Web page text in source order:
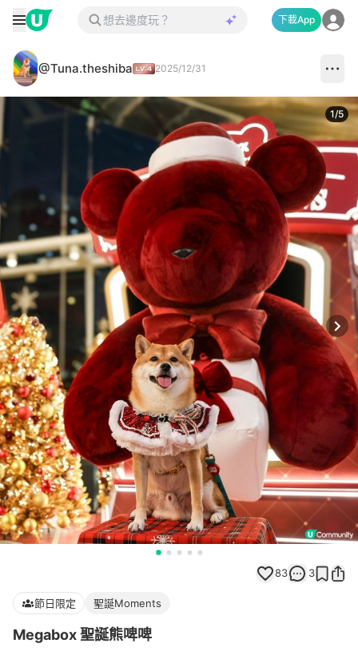
下載App
@Tuna.theshiba 2025/12/31
1/5
83 3
節日限定 聖誕Moments
Megabox 聖誕熊啤啤